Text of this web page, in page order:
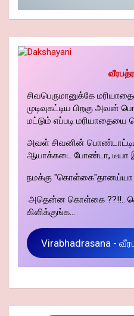
சிவபெருமானுக்கே
முடிவுகட்டிய பிறகு அவன்
மட்டும் எப்படி மரியாதையை
அவள் சிவனின்
ஆயாக்கடை போண்டா, டீயா
நமக்கு "கொள்கை"தானய்யா
அதென்ன கொள்கை ??!!..
கிளிக்குங்க...
Virabhadrasana -